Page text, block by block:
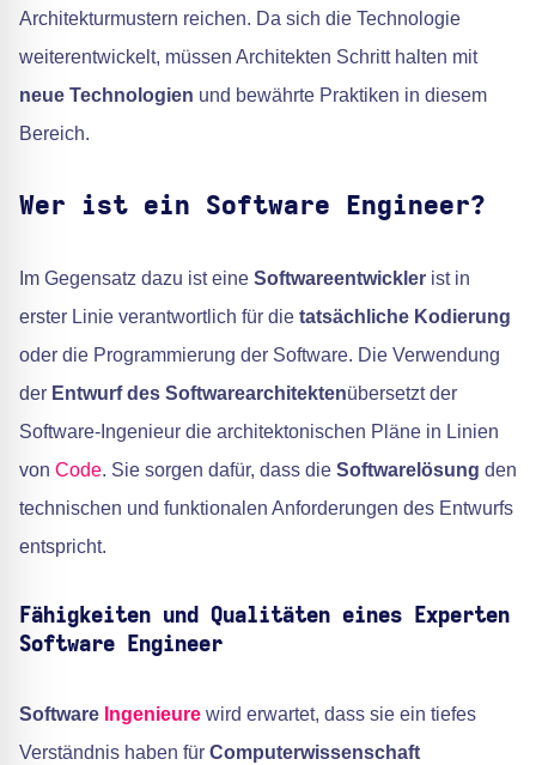
Architekturmustern reichen. Da sich die Technologie
weiterentwickelt, müssen Architekten Schritt halten mit
neue Technologien und bewährte Praktiken in diesem
Bereich.
Wer ist ein Software Engineer?
Im Gegensatz dazu ist eine Softwareentwickler ist in
erster Linie verantwortlich für die tatsächliche Kodierung
oder die Programmierung der Software. Die Verwendung
der Entwurf des Softwarearchitektenübersetzt der
Software-Ingenieur die architektonischen Pläne in Linien
von Code. Sie sorgen dafür, dass die Softwarelösung den
technischen und funktionalen Anforderungen des Entwurfs
entspricht.
Fähigkeiten und Qualitäten eines Experten
Software Engineer
Software Ingenieure wird erwartet, dass sie ein tiefes
Verständnis haben für Computerwissenschaft